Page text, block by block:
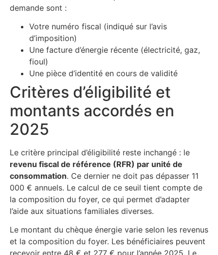
demande sont :
Votre numéro fiscal (indiqué sur l’avis
d’imposition)
Une facture d’énergie récente (électricité, gaz,
fioul)
Une pièce d’identité en cours de validité
Critères d’éligibilité et
montants accordés en
2025
Le critère principal d’éligibilité reste inchangé : le
revenu fiscal de référence (RFR) par unité de
consommation. Ce dernier ne doit pas dépasser 11
000 € annuels. Le calcul de ce seuil tient compte de
la composition du foyer, ce qui permet d’adapter
l’aide aux situations familiales diverses.
Le montant du chèque énergie varie selon les revenus
et la composition du foyer. Les bénéficiaires peuvent